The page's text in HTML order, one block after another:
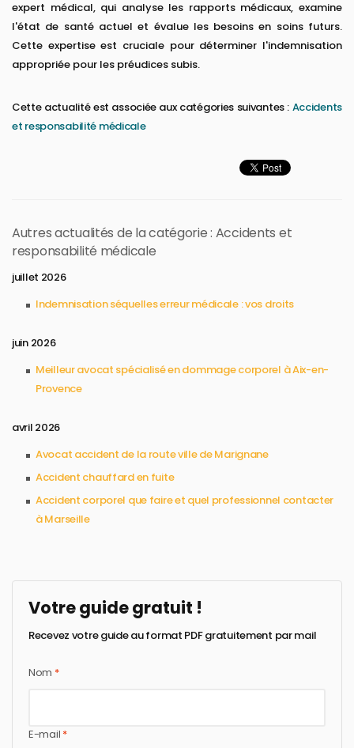
expert médical, qui analyse les rapports médicaux, examine
l'état de santé actuel et évalue les besoins en soins futurs.
Cette expertise est cruciale pour déterminer l'indemnisation
appropriée pour les préudices subis.
Cette actualité est associée aux catégories suivantes : Accidents
et responsabilité médicale
Autres actualités de la catégorie : Accidents et
responsabilité médicale
juillet 2026
Indemnisation séquelles erreur médicale : vos droits
juin 2026
Meilleur avocat spécialisé en dommage corporel à Aix-en-
Provence
avril 2026
Avocat accident de la route ville de Marignane
Accident chauffard en fuite
Accident corporel que faire et quel professionnel contacter
à Marseille
Votre guide gratuit !
Recevez votre guide au format PDF gratuitement par mail
Nom *
E-mail *